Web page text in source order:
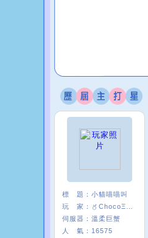
標 題： 小貓喵喵叫
玩 家：
伺服器： 溫柔巨蟹
人 氣： 16575